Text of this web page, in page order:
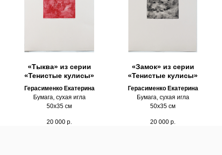
«Тыква» из серии
«Тенистые кулисы»
Герасименко Екатерина
Бумага, сухая игла
50х35 см
20 000 р.
«Замок» из серии
«Тенистые кулисы»
Герасименко Екатерина
Бумага, сухая игла
50х35 см
20 000 р.